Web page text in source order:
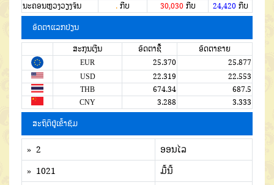
ນະຄອນຫຼວງວຽງຈັນ
. ກີບ 30,030ກີບ 24,420ກີບ
ອັດຕາແລກປ່ຽນ
ສະກຸນເງີນ ອັດຕາຊື້
ອັດຕາຂາຍ
EUR
25.370
25.877
USD
22.319
22.553
THB
674.34
687.5
CNY
3.288 3.333
ສະຖິຕິຜູ້ເຂົ້າຊົມ
» 2
ອອນໄລ
» 1021
ມື້ນີ້